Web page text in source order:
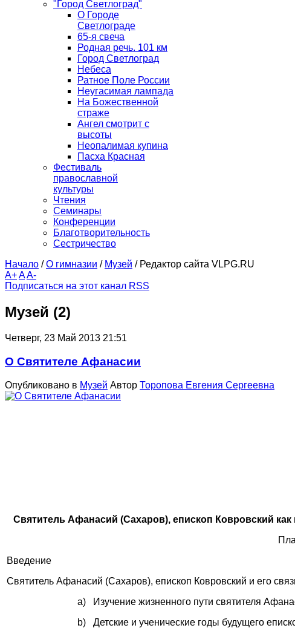
"Город Светлоград"
О Городе
Светлограде
65-я свеча
Родная речь. 101 км
Город Светлоград
Небеса
Ратное Поле России
Неугасимая лампада
На Божественной
страже
Ангел смотрит с
высоты
Неопалимая купина
Пасха Красная
Фестиваль
православной
культуры
Чтения
Семинары
Конференции
Благотворительность
Сестричество
Начало / О гимназии / Музей / Редактор сайта VLPG.RU
A+AA-
Подписаться на этот канал RSS
Музей (2)
Четверг, 23 Май 2013 21:51
О Святителе Афанасии
Опубликовано в Музей Автор Торопова Евгения Сергеевна
Святитель Афанасий (Сахаров), епископ Ковровский
Введение
Святитель Афанасий (Сахаров), епископ Ковровский и его
a)
Изучение жизненного пути святителя
b)
Детские и ученические годы будущего